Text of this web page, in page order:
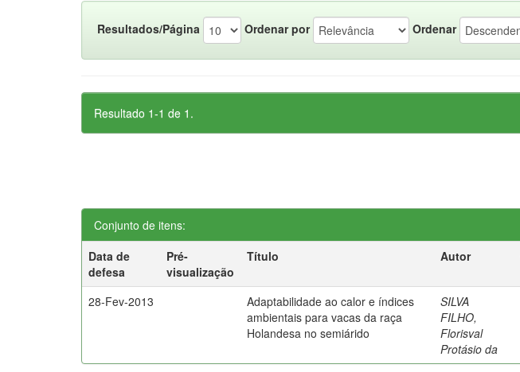
Resultados/Página Ordenar por Ordenar
Resultado 1-1 de 1.
Conjunto de itens:
Data de
defesa
Pré-
visualização
Título Autor
28-Fev-2013
Adaptabilidade ao calor e índices
ambientais para vacas da raça
Holandesa no semiárido
SILVA
FILHO,
Florisval
Protásio da